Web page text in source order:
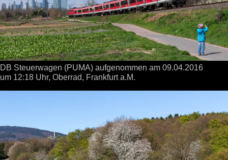
DB Steuerwagen (PUMA) aufgenommen am 09.04.2016
um 12:18 Uhr, Oberrad, Frankfurt a.M.